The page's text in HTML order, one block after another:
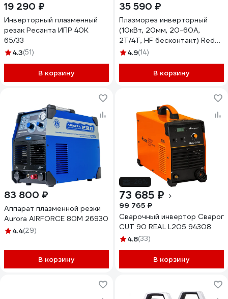
19 290 ₽
Инверторный плазменный
резак Ресанта ИПР 40К
65/33
4.3(51)
В корзину
35 590 ₽
Плазморез инверторный
(10кВт, 20мм, 20-60А,
2Т/4Т, HF бесконтакт) Redbo
ExpertCut-60 7449
4.9(14)
В корзину
83 800 ₽
Аппарат плазменной резки
Aurora AIRFORCE 80M 26930
4.4(29)
В корзину
73 685 ₽
99 765 ₽
Сварочный инвертор Сварог
CUT 90 REAL L205 94308
4.8(33)
В корзину